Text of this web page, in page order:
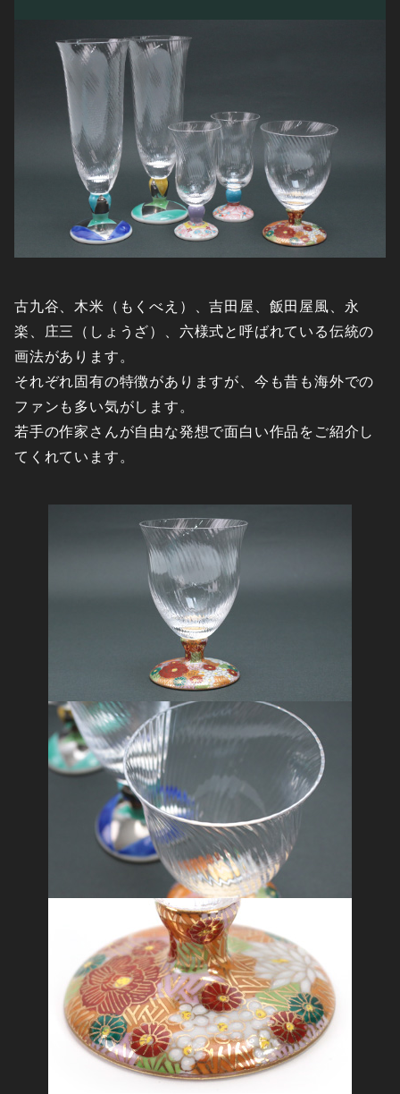
古九谷、木米（もくべえ）、吉田屋、飯田屋風、永
楽、庄三（しょうざ）、六様式と呼ばれている伝統の
画法があります。
それぞれ固有の特徴がありますが、今も昔も海外での
ファンも多い気がします。
若手の作家さんが自由な発想で面白い作品をご紹介し
てくれています。